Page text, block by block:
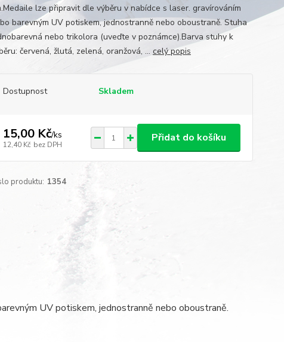
lze připravit dle výběru v nabídce s laser. gravírováním
barevným UV potiskem, jednostranně nebo oboustraně. Stuha
nebo trikolora (uveďte v poznámce).Barva stuhy k
červená, žlutá, zelená, oranžová, ... celý popis
Dostupnost Skladem
15,00 Kč/ks
12,40 Kč bez DPH
Přidat do košíku
produktu: 1354
UV potiskem, jednostranně nebo oboustraně.